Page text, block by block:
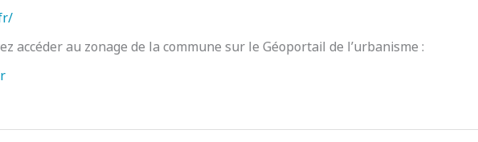
accéder au zonage de la commune sur le Géoportail de l’urbanisme :